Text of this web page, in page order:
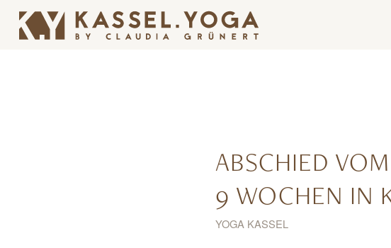
ABSCHIED
9 WOCHEN IN
YOGA KASSEL